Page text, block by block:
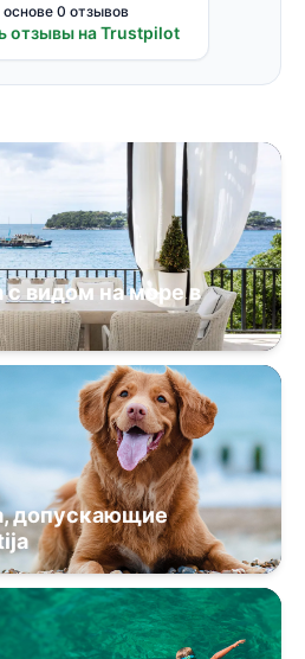
основе 0 отзывов
отзывы на Trustpilot
видом на море в
допускающие